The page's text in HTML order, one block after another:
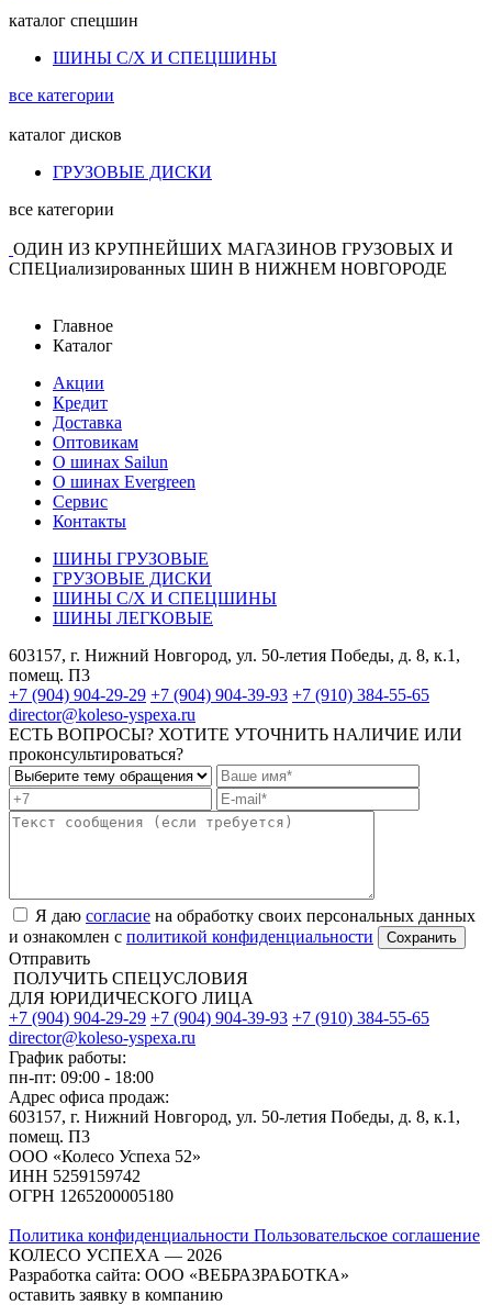
каталог спецшин
ШИНЫ С/Х И СПЕЦШИНЫ
все категории
каталог дисков
ГРУЗОВЫЕ ДИСКИ
все категории
ОДИН ИЗ КРУПНЕЙШИХ МАГАЗИНОВ ГРУЗОВЫХ И
СПЕЦиализированных ШИН В НИЖНЕМ НОВГОРОДЕ
Главное
Каталог
Акции
Кредит
Доставка
Оптовикам
О шинах Sailun
О шинах Evergreen
Сервис
Контакты
ШИНЫ ГРУЗОВЫЕ
ГРУЗОВЫЕ ДИСКИ
ШИНЫ С/Х И СПЕЦШИНЫ
ШИНЫ ЛЕГКОВЫЕ
603157, г. Нижний Новгород, ул. 50-летия Победы, д. 8, к.1,
помещ. П3
+7 (904) 904-29-29 +7 (904) 904-39-93 +7 (910) 384-55-65
director@koleso-yspexa.ru
ЕСТЬ ВОПРОСЫ? ХОТИТЕ УТОЧНИТЬ НАЛИЧИЕ ИЛИ
проконсультироваться?
Я даю согласие на обработку своих персональных данных
и ознакомлен с политикой конфиденциальности
Отправить
ПОЛУЧИТЬ СПЕЦУСЛОВИЯ
ДЛЯ ЮРИДИЧЕСКОГО ЛИЦА
+7 (904) 904-29-29 +7 (904) 904-39-93 +7 (910) 384-55-65
director@koleso-yspexa.ru
График работы:
пн-пт: 09:00 - 18:00
Адрес офиса продаж:
603157, г. Нижний Новгород, ул. 50-летия Победы, д. 8, к.1,
помещ. П3
ООО «Колесо Успеха 52»
ИНН 5259159742
ОГРН 1265200005180
Политика конфиденциальности Пользовательское соглашение
КОЛЕСО УСПЕХА ― 2026
Разработка сайта: ООО «ВЕБРАЗРАБОТКА»
оставить заявку в компанию